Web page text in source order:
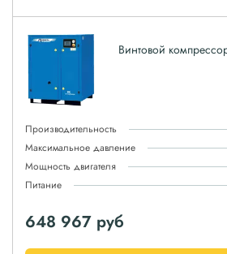
Винтовой
Производительность
Максимальное давление
Мощность двигателя
Питание
648 967 руб